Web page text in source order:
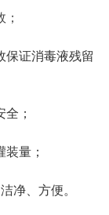
；
保证消毒液残留
；
量；
净、方便。